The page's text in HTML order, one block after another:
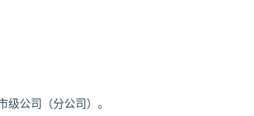
级公司（分公司）。